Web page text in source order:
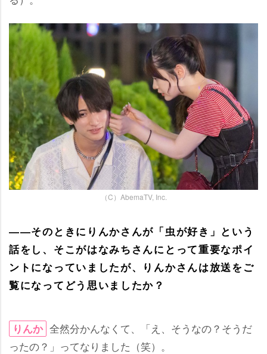
（C）AbemaTV, Inc.
――そのときにりんかさんが「虫が好き」という
話をし、そこがはなみちさんにとって重要なポイ
ントになっていましたが、りんかさんは放送をご
覧になってどう思いましたか？
りんか 全然分かんなくて、「え、そうなの？そうだ
ったの？」ってなりました（笑）。